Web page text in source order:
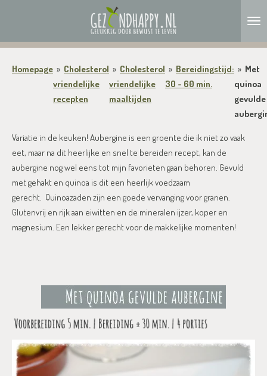
naar
hoofdinhoud
Homepage » Cholesterol
vriendelijke
recepten
» Cholesterol
vriendelijke
maaltijden
» Bereidingstijd:
30 - 60 min.
» Met
quinoa
gevulde
Variatie in de keuken! Aubergine is een groente die ik niet zo vaak
eet, maar na dit heerlijke en snel te bereiden recept, kan de
aubergine nog wel eens tot mijn favorieten gaan behoren. Gevuld
met gehakt en quinoa is dit een heerlijk voedzaam
gerecht. Quinoazaden zijn een goede vervanging voor granen.
Glutenvrij en rijk aan eiwitten en de mineralen ijzer, koper en
magnesium. Een lekker gerecht voor de makkelijke momenten!